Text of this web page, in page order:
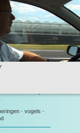
en Rodenrijs
werd nog met het
voorjaar werd
voor het
het paard voor de
en zocht nestjes
- vogels -